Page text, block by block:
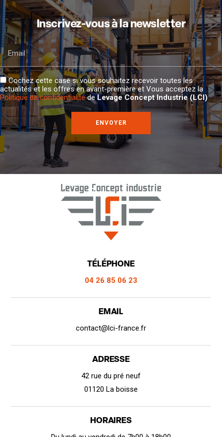
Inscrivez-vous à la newsletter
Email
Cochez cette case si vous souhaitez recevoir toutes les
actualités et les offres en avant-première et Vous acceptez la
Politique de confidentialitédeLevage Concept Industrie (LCI)
TÉLÉPHONE
04 26 85 06 23
EMAIL
contact@lci-france.fr
ADRESSE
42 rue du pré neuf
01120 La boisse
HORAIRES